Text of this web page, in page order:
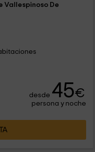
Vallespinoso De
desde 45€
persona y noche